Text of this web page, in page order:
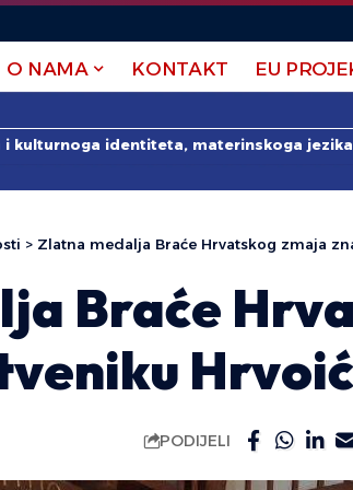
O NAMA KONTAKT EU
kulturnoga identiteta, materinskoga
> Zlatna medalja Braće Hrvatskog zmaja
Braće
PODIJELI